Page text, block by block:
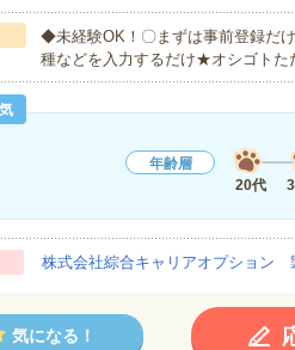
◆未経験OK！〇まずは事前登録だ
種などを入力するだけ★オシゴト
年齢層
20代
株式会社綜合キャリアオプション
気になる！